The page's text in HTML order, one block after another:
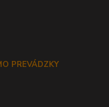
PREVÁDZKY